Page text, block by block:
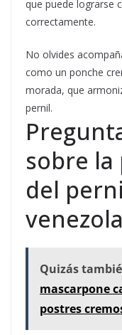
que puede lograrse
correctamente.
No olvides
como un ponche
morada, que
pernil.
sobre la
del
Quizás
mascarpone
postres